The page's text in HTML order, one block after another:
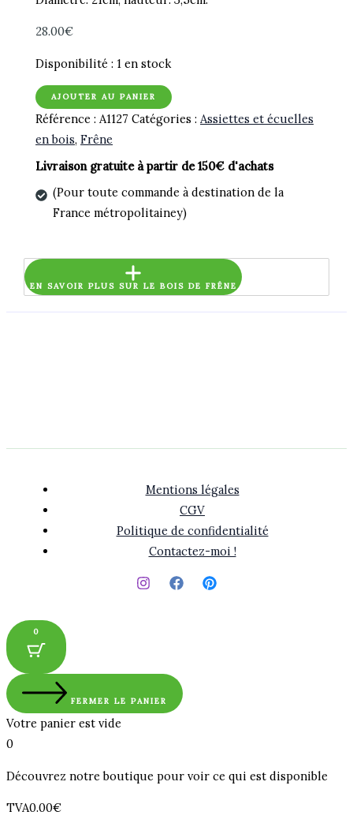
28.00€
Disponibilité : 1 en stock
quantité
de
Assiette
en
frêne
AJOUTER AU PANIER
Référence :A1127 Catégories :Assiettes et écuelles
en bois,Frêne
Livraison gratuite à partir de 150€ d'achats
(Pour toute commande à destination de la
France métropolitainey)
EN SAVOIR PLUS SUR LE BOIS DE FRÊNE
Mentions légales
CGV
Politique de confidentialité
Contactez-moi !
0
FERMER LE PANIER
Votre panier est vide
0
Découvrez notre boutique pour voir ce qui est disponible
Montant
TVA0.00€